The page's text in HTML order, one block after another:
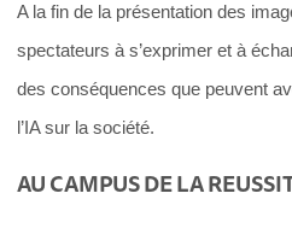
A la fin de la présentation des
spectateurs à s’exprimer et à
des conséquences que peuvent
l’IA sur la société.
AU CAMPUS DE LA